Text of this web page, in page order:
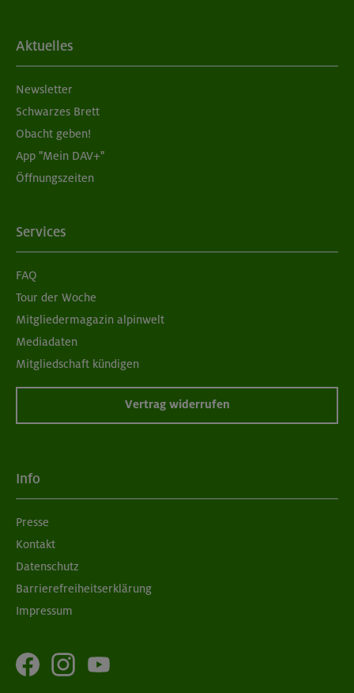
Aktuelles
Newsletter
Schwarzes Brett
Obacht geben!
App "Mein DAV+"
Öffnungszeiten
Services
FAQ
Tour der Woche
Mitgliedermagazin alpinwelt
Mediadaten
Mitgliedschaft kündigen
Vertrag widerrufen
Info
Presse
Kontakt
Datenschutz
Barrierefreiheitserklärung
Impressum